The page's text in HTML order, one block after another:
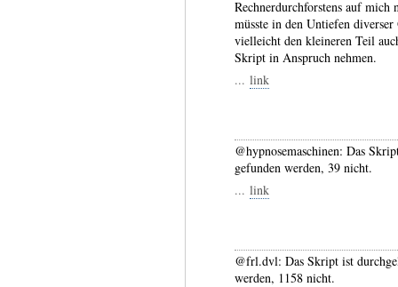
Rechnerdurchforstens auf
müsste in den Untiefen
vielleicht den kleineren Teil
Skript in Anspruch nehmen.
... link
@hypnosemaschinen: Das
gefunden werden, 39 nicht.
... link
@frl.dvl: Das Skript ist
werden, 1158 nicht.